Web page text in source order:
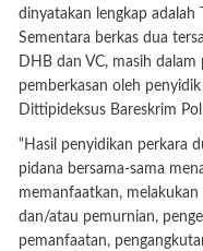
dinyatakan lengkap adalah
Sementara berkas dua
DHB dan VC, masih dalam
pemberkasan oleh
Dittipideksus Bareskrim
“Hasil penyidikan perkara
pidana bersama-sama
memanfaatkan, melakukan
dan/atau pemurnian,
pemanfaatan,